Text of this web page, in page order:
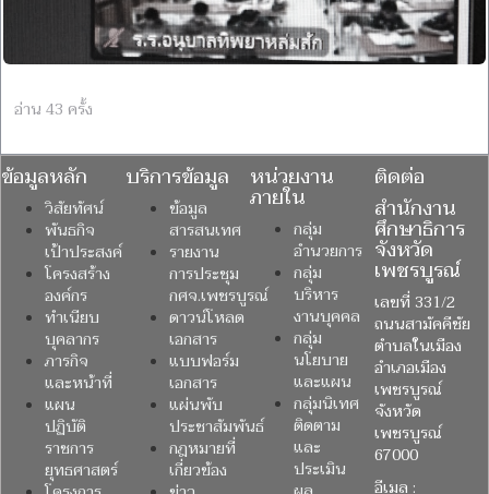
อ่าน 43 ครั้ง
ข้อมูลหลัก
วิสัยทัศน์
พันธกิจ
เป้าประสงค์
โครงสร้าง
องค์กร
ทำเนียบ
บุคลากร
ภารกิจ
และหน้าที่
แผน
ปฏิบัติ
ราชการ
ยุทธศาสตร์
บริการข้อมูล
ข้อมูล
สารสนเทศ
รายงาน
การประชุม
กศจ.เพชรบูรณ์
ดาวน์โหลด
เอกสาร
แบบฟอร์ม
เอกสาร
แผ่นพับ
ประชาสัมพันธ์
กฎหมายที่
เกี่ยวข้อง
หน่วยงาน
ภายใน
กลุ่ม
อำนวยการ
กลุ่ม
บริหาร
งานบุคคล
กลุ่ม
นโยบาย
และแผน
กลุ่มนิเทศ
ติดตาม
และ
ประเมิน
ติดต่อ
สำนักงาน
ศึกษาธิการ
จังหวัด
เพชรบูรณ์
เลขที่ 331/2
ถนนสามัคคีชัย
ตำบลในเมือง
อำเภอเมือง
เพชรบูรณ์
จังหวัด
เพชรบูรณ์
67000
อีเมล :